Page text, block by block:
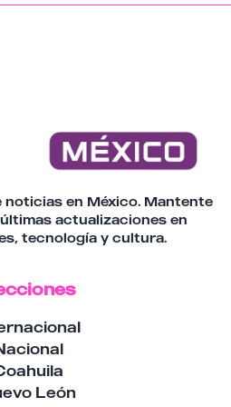
en México. Mantente
actualizaciones en
tecnología y cultura.
León